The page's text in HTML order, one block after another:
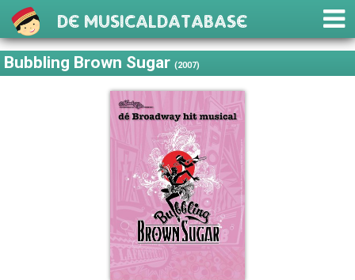
De Musicaldatabase
Bubbling Brown Sugar(2007)